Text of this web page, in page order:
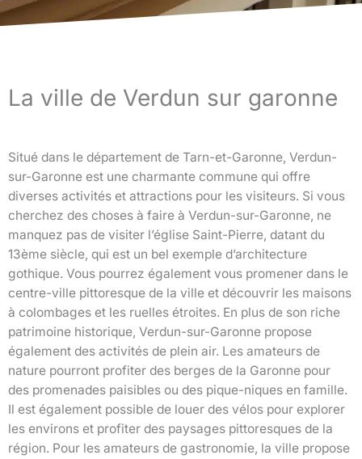
La ville de Verdun sur garonne
Situé dans le département de Tarn-et-Garonne, Verdun-
sur-Garonne est une charmante commune qui offre
diverses activités et attractions pour les visiteurs. Si vous
cherchez des choses à faire à Verdun-sur-Garonne, ne
manquez pas de visiter l’église Saint-Pierre, datant du
13ème siècle, qui est un bel exemple d’architecture
gothique. Vous pourrez également vous promener dans le
centre-ville pittoresque de la ville et découvrir les maisons
à colombages et les ruelles étroites. En plus de son riche
patrimoine historique, Verdun-sur-Garonne propose
également des activités de plein air. Les amateurs de
nature pourront profiter des berges de la Garonne pour
des promenades paisibles ou des pique-niques en famille.
Il est également possible de louer des vélos pour explorer
les environs et profiter des paysages pittoresques de la
région. Pour les amateurs de gastronomie, la ville propose